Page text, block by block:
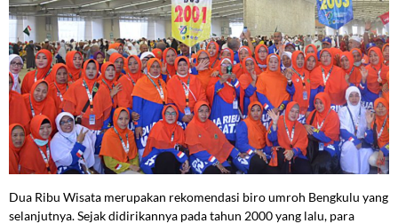
Dua Ribu Wisata merupakan rekomendasi biro umroh Bengkulu yang
selanjutnya. Sejak didirikannya pada tahun 2000 yang lalu, para